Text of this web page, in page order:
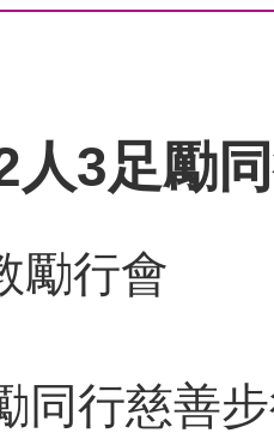
人3足勵
勵行會
同行慈善